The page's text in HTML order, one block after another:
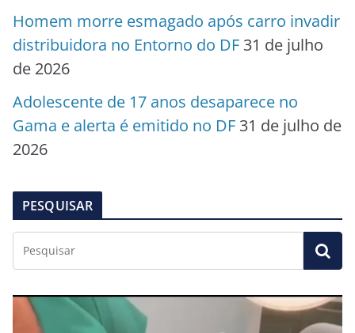
Homem morre esmagado após carro invadir
distribuidora no Entorno do DF 31 de julho
de 2026
Adolescente de 17 anos desaparece no
Gama e alerta é emitido no DF 31 de julho de
2026
PESQUISAR